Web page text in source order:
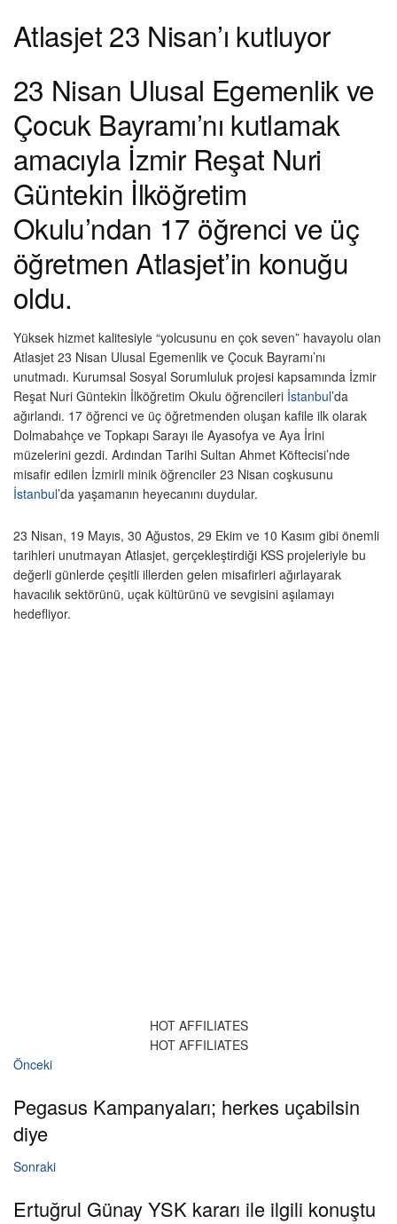
Atlasjet 23 Nisan’ı kutluyor
23 Nisan Ulusal Egemenlik ve
Çocuk Bayramı’nı kutlamak
amacıyla İzmir Reşat Nuri
Güntekin İlköğretim
Okulu’ndan 17 öğrenci ve üç
öğretmen Atlasjet’in konuğu
oldu.
Yüksek hizmet kalitesiyle “yolcusunu en çok seven” havayolu olan
Atlasjet 23 Nisan Ulusal Egemenlik ve Çocuk Bayramı’nı
unutmadı. Kurumsal Sosyal Sorumluluk projesi kapsamında İzmir
Reşat Nuri Güntekin İlköğretim Okulu öğrencileri İstanbul’da
ağırlandı. 17 öğrenci ve üç öğretmenden oluşan kafile ilk olarak
Dolmabahçe ve Topkapı Sarayı ile Ayasofya ve Aya İrini
müzelerini gezdi. Ardından Tarihi Sultan Ahmet Köftecisi’nde
misafir edilen İzmirli minik öğrenciler 23 Nisan coşkusunu
İstanbul’da yaşamanın heyecanını duydular.
23 Nisan, 19 Mayıs, 30 Ağustos, 29 Ekim ve 10 Kasım gibi önemli
tarihleri unutmayan Atlasjet, gerçekleştirdiği KSS projeleriyle bu
değerli günlerde çeşitli illerden gelen misafirleri ağırlayarak
havacılık sektörünü, uçak kültürünü ve sevgisini aşılamayı
hedefliyor.
HOT AFFILIATES
HOT AFFILIATES
Önceki
Pegasus Kampanyaları; herkes uçabilsin
diye
Sonraki
Ertuğrul Günay YSK kararı ile ilgili konuştu